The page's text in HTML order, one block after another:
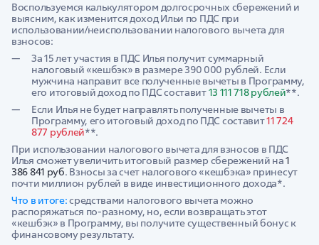
Воспользуемся калькулятором долгосрочных сбережений и
выясним, как изменится доход Ильи по ПДС при
использовании/неиспользовании налогового вычета для
взносов:
За 15 лет участия в ПДС Илья получит суммарный
налоговый «кешбэк» в размере 390 000 рублей. Если
мужчина направит все полученные вычеты в Программу,
его итоговый доход по ПДС составит13 111 718 рублей**.
Если Илья не будет направлять полученные вычеты в
Программу, его итоговый доход по ПДС составит11 724
877 рублей**.
При использовании налогового вычета для взносов в ПДС
Илья сможет увеличить итоговый размер сбережений на1
386 841 руб. Взносы за счет налогового «кешбэка» принесут
почти миллион рублей в виде инвестиционного дохода*.
Что в итоге:средствами налогового вычета можно
распоряжаться по-разному, но, если возвращать этот
«кешбэк» в Программу, вы получите существенный бонус к
финансовому результату.